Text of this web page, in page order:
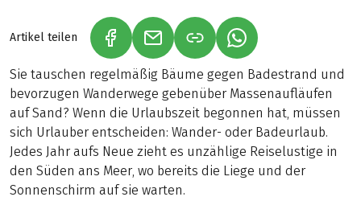
Artikel teilen (LINK ÖFFNET IN NEUEM TAB)
(LINK ÖFFNET IN NEUEM TAB)
(LINK ÖFFNET IN
Sie tauschen regelmäßig Bäume gegen Badestrand und
bevorzugen Wanderwege gebenüber Massenaufläufen
auf Sand? Wenn die Urlaubszeit begonnen hat, müssen
sich Urlauber entscheiden: Wander- oder Badeurlaub.
Jedes Jahr aufs Neue zieht es unzählige Reiselustige in
den Süden ans Meer, wo bereits die Liege und der
Sonnenschirm auf sie warten.